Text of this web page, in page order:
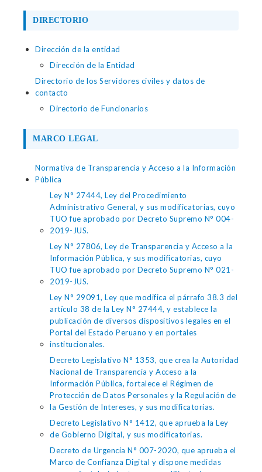
DIRECTORIO
Dirección de la entidad
Dirección de la Entidad
Directorio de los Servidores civiles y datos de
contacto
Directorio de Funcionarios
MARCO LEGAL
Normativa de Transparencia y Acceso a la Información
Pública
Ley N° 27444, Ley del Procedimiento
Administrativo General, y sus modificatorias, cuyo
TUO fue aprobado por Decreto Supremo N° 004-
2019-JUS.
Ley N° 27806, Ley de Transparencia y Acceso a la
Información Pública, y sus modificatorias, cuyo
TUO fue aprobado por Decreto Supremo N° 021-
2019-JUS.
Ley N° 29091, Ley que modifica el párrafo 38.3 del
artículo 38 de la Ley N° 27444, y establece la
publicación de diversos dispositivos legales en el
Portal del Estado Peruano y en portales
institucionales.
Decreto Legislativo N° 1353, que crea la Autoridad
Nacional de Transparencia y Acceso a la
Información Pública, fortalece el Régimen de
Protección de Datos Personales y la Regulación de
la Gestión de Intereses, y sus modificatorias.
Decreto Legislativo N° 1412, que aprueba la Ley
de Gobierno Digital, y sus modificatorias.
Decreto de Urgencia N° 007-2020, que aprueba el
Marco de Confianza Digital y dispone medidas